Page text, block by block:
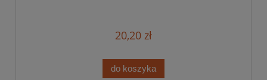
20,20 zł
do koszyka